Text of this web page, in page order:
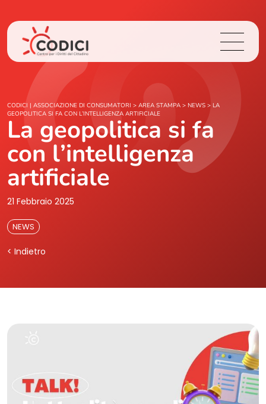
Chi Siamo
Cosa Facciamo
Area Stampa
CODICI | ASSOCIAZIONE DI CONSUMATORI > AREA STAMPA > NEWS > LA
GEOPOLITICA SI FA CON L’INTELLIGENZA ARTIFICIALE
La geopolitica si fa
con l’intelligenza
artificiale
21 Febbraio 2025
NEWS
< Indietro